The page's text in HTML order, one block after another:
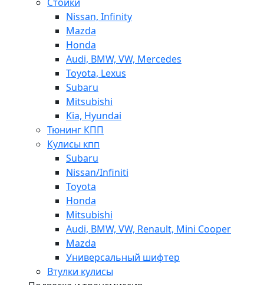
Nissan, Infinity
Mazda
Honda
Audi, BMW, VW, Mercedes
Toyota, Lexus
Subaru
Mitsubishi
Kia, Hyundai
Тюнинг КПП
Кулисы кпп
Subaru
Nissan/Infiniti
Toyota
Honda
Mitsubishi
Audi, BMW, VW, Renault, Mini Cooper
Mazda
Универсальный шифтер
Втулки кулисы